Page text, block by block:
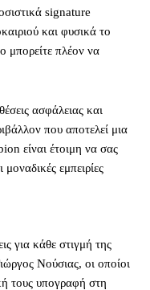
signature
και φυσικά το
μπορείτε πλέον να
ασφάλειας και
που αποτελεί μια
είναι έτοιμη να σας
εμπειρίες
για κάθε στιγμή της
Νούσιας, οι οποίοι
τους υπογραφή στη